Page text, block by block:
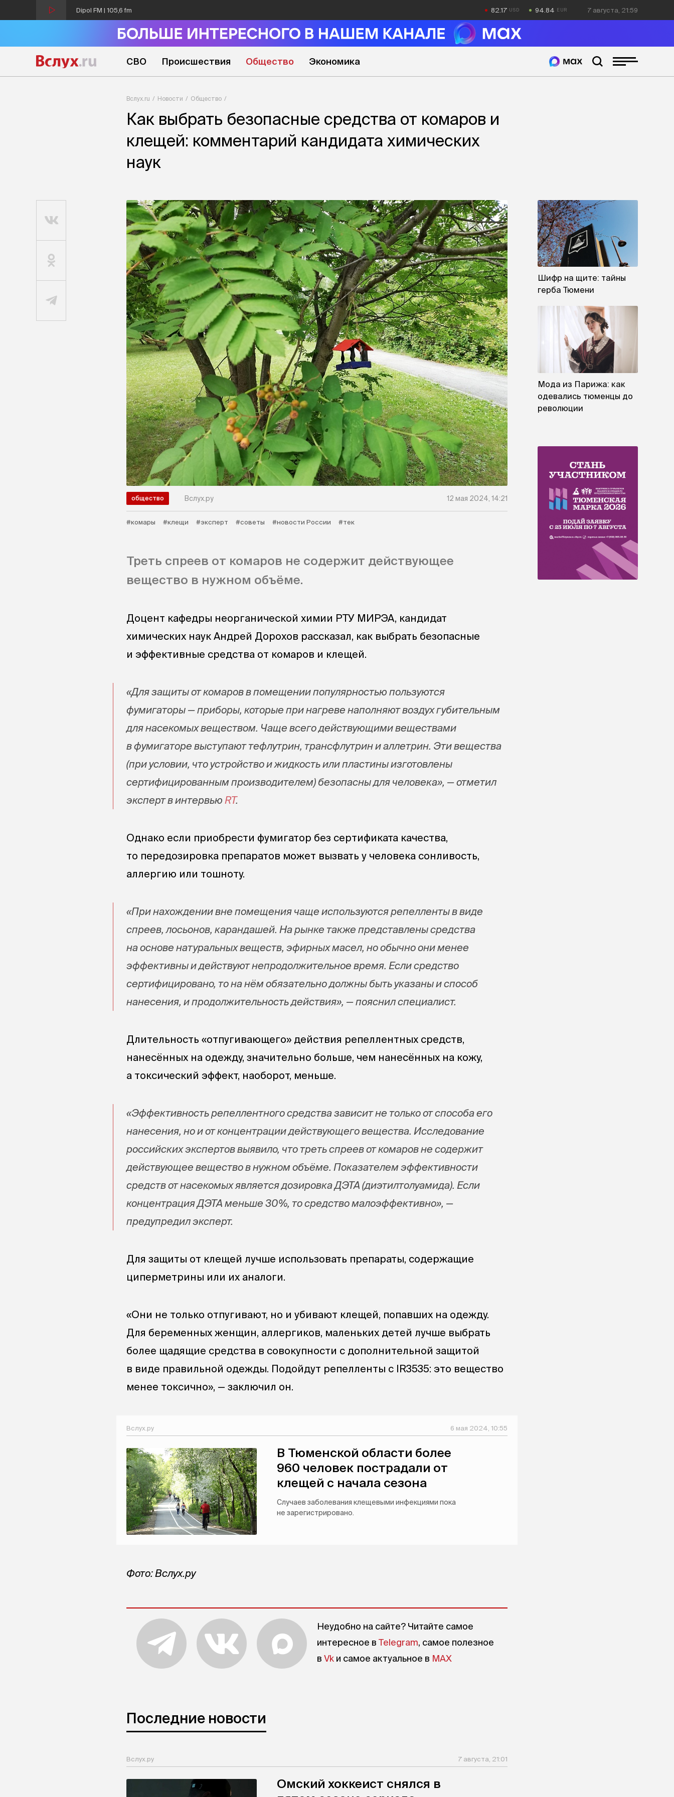
Dipol FM | 105,6 fm 82.17 94.84 7 августа, 21:59
СВО Происшествия Общество Экономика
Вслух.ru Новости Общество
Как выбрать безопасные средства от комаров и
клещей: комментарий кандидата химических
наук
общество Вслух.ру 12 мая 2024, 14:21
#комары #клещи #эксперт #советы #новости России #тек
Треть спреев от комаров не содержит действующее
вещество в нужном объёме.
Доцент кафедры неорганической химии РТУ МИРЭА, кандидат
химических наук Андрей Дорохов рассказал, как выбрать безопасные
и эффективные средства от комаров и клещей.
«Для защиты от комаров в помещении популярностью пользуются
фумигаторы — приборы, которые при нагреве наполняют воздух губительным
для насекомых веществом. Чаще всего действующими веществами
в фумигаторе выступают тефлутрин, трансфлутрин и аллетрин. Эти вещества
(при условии, что устройство и жидкость или пластины изготовлены
сертифицированным производителем) безопасны для человека», — отметил
эксперт в интервью RT.
Однако если приобрести фумигатор без сертификата качества,
то передозировка препаратов может вызвать у человека сонливость,
аллергию или тошноту.
«При нахождении вне помещения чаще используются репелленты в виде
спреев, лосьонов, карандашей. На рынке также представлены средства
на основе натуральных веществ, эфирных масел, но обычно они менее
эффективны и действуют непродолжительное время. Если средство
сертифицировано, то на нём обязательно должны быть указаны и способ
нанесения, и продолжительность действия», — пояснил специалист.
Длительность «отпугивающего» действия репеллентных средств,
нанесённых на одежду, значительно больше, чем нанесённых на кожу,
а токсический эффект, наоборот, меньше.
«Эффективность репеллентного средства зависит не только от способа его
нанесения, но и от концентрации действующего вещества. Исследование
российских экспертов выявило, что треть спреев от комаров не содержит
действующее вещество в нужном объёме. Показателем эффективности
средств от насекомых является дозировка ДЭТА (диэтилтолуамида). Если
концентрация ДЭТА меньше 30%, то средство малоэффективно», —
предупредил эксперт.
Для защиты от клещей лучше использовать препараты, содержащие
циперметрины или их аналоги.
«Они не только отпугивают, но и убивают клещей, попавших на одежду.
Для беременных женщин, аллергиков, маленьких детей лучше выбрать
более щадящие средства в совокупности с дополнительной защитой
в виде правильной одежды. Подойдут репелленты с IR3535: это вещество
менее токсично», — заключил он.
Вслух.ру 6 мая 2024, 10:55
В Тюменской области более
960 человек пострадали от
клещей с начала сезона
Случаев заболевания клещевыми инфекциями пока
не зарегистрировано.
Фото: Вслух.ру
Неудобно на сайте? Читайте самое
интересное в Telegram, самое полезное
в Vk и самое актуальное в MAX
Последние новости
Вслух.ру 7 августа, 21:01
Омский хоккеист снялся в
Шифр на щите: тайны
герба Тюмени
Мода из Парижа: как
одевались тюменцы до
революции